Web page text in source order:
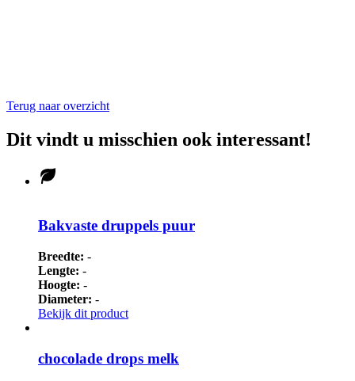
Terug naar overzicht
Dit vindt u misschien ook interessant!
Bakvaste druppels puur
Breedte: -
Lengte: -
Hoogte: -
Diameter: -
Bekijk dit product
chocolade drops melk